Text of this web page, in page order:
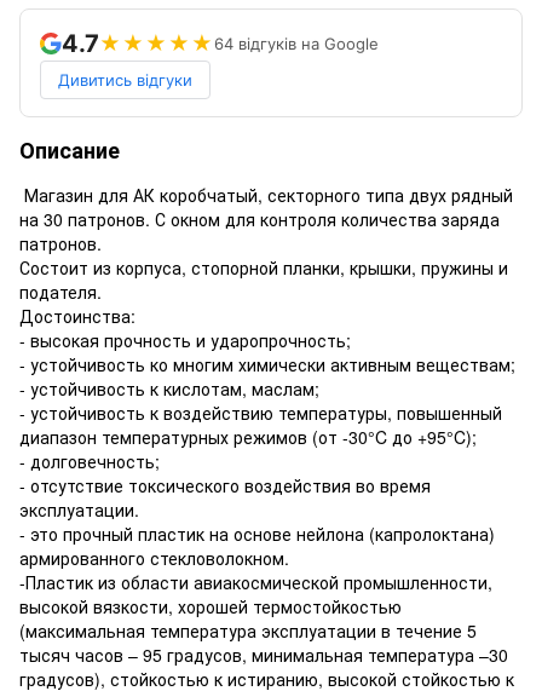
4.7★★★★★64 відгуків на Google
Дивитись відгуки
Описание
Магазин для АК коробчатый, секторного типа двух рядный
на 30 патронов. С окном для контроля количества заряда
патронов.
Состоит из корпуса, стопорной планки, крышки, пружины и
подателя.
Достоинства:
- высокая прочность и ударопрочность;
- устойчивость ко многим химически активным веществам;
- устойчивость к кислотам, маслам;
- устойчивость к воздействию температуры, повышенный
диапазон температурных режимов (от -30°C до +95°C);
- долговечность;
- отсутствие токсического воздействия во время
эксплуатации.
- это прочный пластик на основе нейлона (капролоктана)
армированного стекловолокном.
-Пластик из области авиакосмической промышленности,
высокой вязкости, хорошей термостойкостью
(максимальная температура эксплуатации в течение 5
тысяч часов – 95 градусов, минимальная температура –30
градусов), стойкостью к истиранию, высокой стойкостью к